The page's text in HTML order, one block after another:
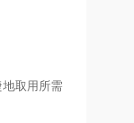
取用所需